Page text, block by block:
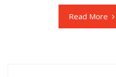
Read More